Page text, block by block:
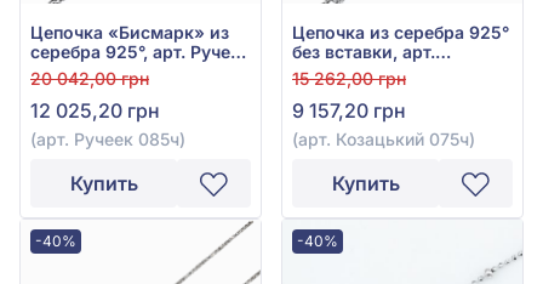
Цепочка «Бисмарк» из
серебра 925°, арт. Ручеек
085ч
20 042,00 грн
12 025,20 грн
(арт. Ручеек 085ч)
Купить
Цепочка из серебра 925°
без вставки, арт.
Козацький 075ч
15 262,00 грн
9 157,20 грн
(арт. Козацький 075ч)
Купить
-40% -40%